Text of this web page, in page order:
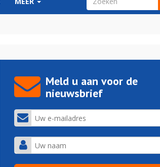
Meld u aan voor de
nieuwsbrief